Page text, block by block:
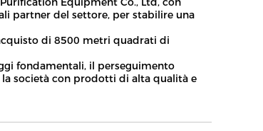
partner del settore, per stabilire una
di 8500 metri quadrati di
fondamentali, il perseguimento
la società con prodotti di alta qualità e